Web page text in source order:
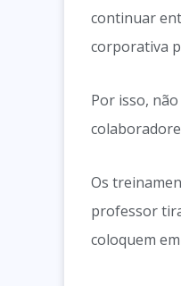
continuar
corporativa
Por isso,
Os
professor
coloquem